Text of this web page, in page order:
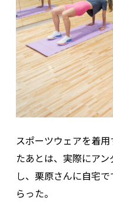
スポーツウェアを着
たあとは、実際にア
し、栗原さんに自宅
らった。